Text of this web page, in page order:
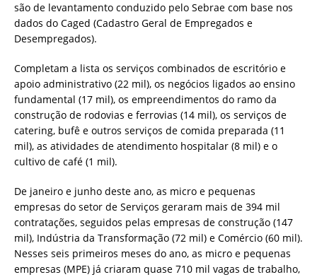
são de levantamento conduzido pelo Sebrae com base nos
dados do Caged (Cadastro Geral de Empregados e
Desempregados).
Completam a lista os serviços combinados de escritório e
apoio administrativo (22 mil), os negócios ligados ao ensino
fundamental (17 mil), os empreendimentos do ramo da
construção de rodovias e ferrovias (14 mil), os serviços de
catering, bufê e outros serviços de comida preparada (11
mil), as atividades de atendimento hospitalar (8 mil) e o
cultivo de café (1 mil).
De janeiro e junho deste ano, as micro e pequenas
empresas do setor de Serviços geraram mais de 394 mil
contratações, seguidos pelas empresas de construção (147
mil), Indústria da Transformação (72 mil) e Comércio (60 mil).
Nesses seis primeiros meses do ano, as micro e pequenas
empresas (MPE) já criaram quase 710 mil vagas de trabalho,